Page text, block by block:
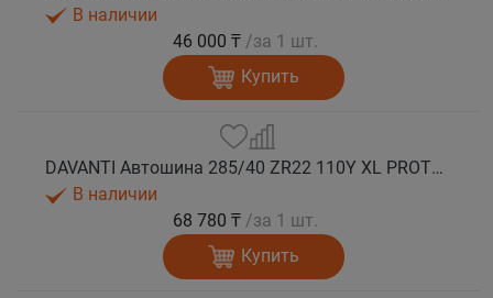
В наличии
46 000 ₸ /за 1 шт.
Купить
DAVANTI Автошина 285/40 ZR22 110Y XL PROTOURA SPORT RPR лето
В наличии
68 780 ₸ /за 1 шт.
Купить